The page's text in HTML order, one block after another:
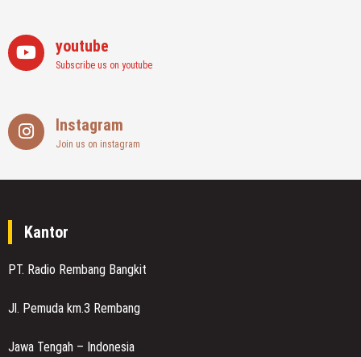
youtube
Subscribe us on youtube
Instagram
Join us on instagram
Kantor
PT. Radio Rembang Bangkit
Jl. Pemuda km.3 Rembang
Jawa Tengah – Indonesia